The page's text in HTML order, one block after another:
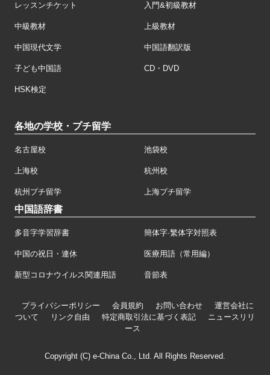
レッスンチケット 入門&初級教材
中級教材 上級教材
中国現代文学 中国語翻訳版
子ども中国語 CD・DVD
HSK検定
各地の学校・プチ留学
名古屋校 池袋校
上海校 杭州校
杭州プチ留学 上海プチ留学
中国語辞書
多音字学習辞書 簡体字·繁体字対照表
中国の祝日・連休 医療用語（常用編）
新型コロナウイルス関連用語 音節表
プライバシーポリシー 会員規約 お問い合わせ
運営会社に
ついて
リンク自由 特定商取引法に基づく表記
ニュースリリ
ース
Copyright (C) e-China Co., Ltd. All Rights Reserved.